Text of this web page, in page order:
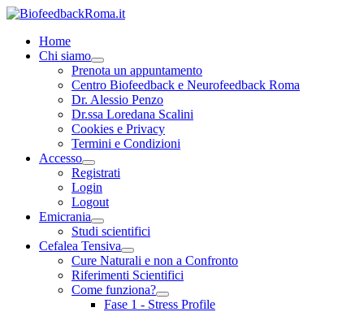
Home
Chi siamo
Prenota un appuntamento
Centro Biofeedback e Neurofeedback Roma
Dr. Alessio Penzo
Dr.ssa Loredana Scalini
Cookies e Privacy
Termini e Condizioni
Accesso
Registrati
Login
Logout
Emicrania
Studi scientifici
Cefalea Tensiva
Cure Naturali e non a Confronto
Riferimenti Scientifici
Come funziona?
Fase 1 - Stress Profile